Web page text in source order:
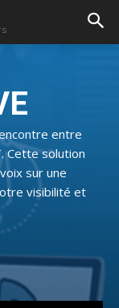
entre
Cette solution
sur une
visibilité et